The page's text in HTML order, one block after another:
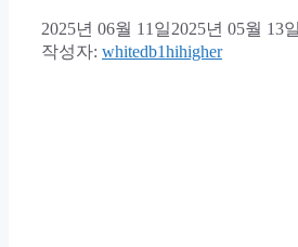
2025년 06월 11일2025년 05월 13일
작성자: whitedb1hihigher